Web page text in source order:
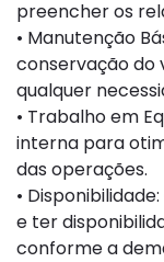
preencher os
• Manutenção
conservação
qualquer
• Trabalho em
interna para
das operações.
•
e ter
conforme a